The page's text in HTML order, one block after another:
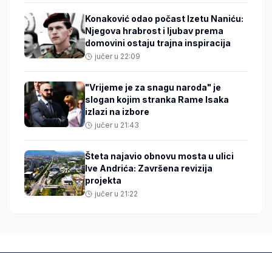
Konaković odao počast Izetu Naniću:
Njegova hrabrost i ljubav prema
domovini ostaju trajna inspiracija
jučer u 22:09
"Vrijeme je za snagu naroda" je
slogan kojim stranka Rame Isaka
izlazi na izbore
jučer u 21:43
Šteta najavio obnovu mosta u ulici
Ive Andrića: Završena revizija
projekta
jučer u 21:22